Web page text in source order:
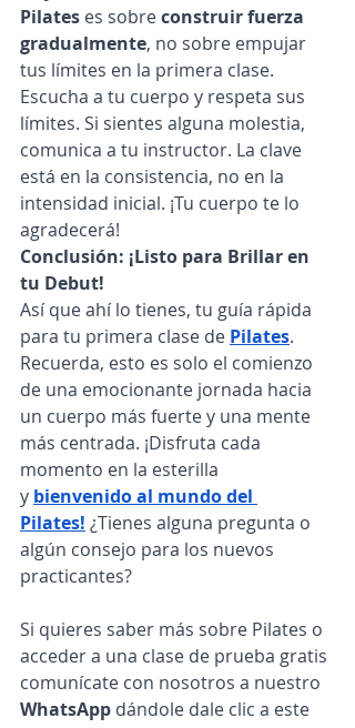
Pilates es sobre construir fuerza
gradualmente, no sobre empujar
tus límites en la primera clase.
Escucha a tu cuerpo y respeta sus
límites. Si sientes alguna molestia,
comunica a tu instructor. La clave
está en la consistencia, no en la
intensidad inicial. ¡Tu cuerpo te lo
agradecerá!
Conclusión: ¡Listo para Brillar en
tu Debut!
Así que ahí lo tienes, tu guía rápida
para tu primera clase de Pilates.
Recuerda, esto es solo el comienzo
de una emocionante jornada hacia
un cuerpo más fuerte y una mente
más centrada. ¡Disfruta cada
momento en la esterilla
y bienvenido al mundo del
Pilates! ¿Tienes alguna pregunta o
algún consejo para los nuevos
practicantes?
Si quieres saber más sobre Pilates o
acceder a una clase de prueba gratis
comunícate con nosotros a nuestro
WhatsApp dándole dale clic a este